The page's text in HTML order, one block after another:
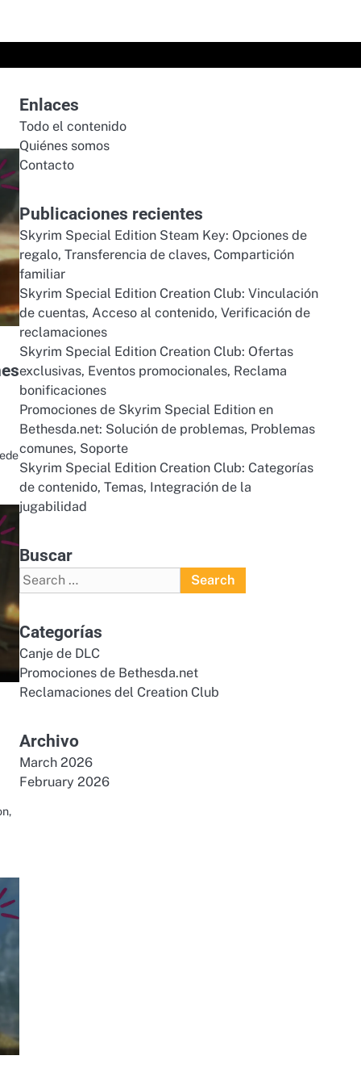
Enlaces
Todo el contenido
Quiénes somos
Contacto
Publicaciones recientes
Skyrim Special Edition Steam Key: Opciones de
regalo, Transferencia de claves, Compartición
familiar
Skyrim Special Edition Creation Club: Vinculación
de cuentas, Acceso al contenido, Verificación de
reclamaciones
Skyrim Special Edition Creation Club: Ofertas
exclusivas, Eventos promocionales, Reclama
bonificaciones
Promociones de Skyrim Special Edition en
Bethesda.net: Solución de problemas, Problemas
comunes, Soporte
Skyrim Special Edition Creation Club: Categorías
de contenido, Temas, Integración de la
jugabilidad
Buscar
Search
for:
Categorías
Canje de DLC
Promociones de Bethesda.net
Reclamaciones del Creation Club
Archivo
March 2026
February 2026